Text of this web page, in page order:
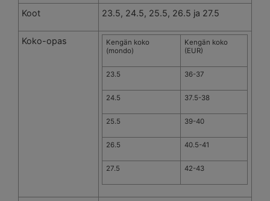
Koot 23.5, 24.5, 25.5, 26.5 ja 27.5
Koko-opas
Kengän koko
(mondo)
Kengän koko
(EUR)
23.5 36-37
24.5 37.5-38
25.5 39-40
26.5 40.5-41
27.5 42-43